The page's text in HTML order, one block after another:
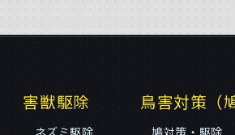
害獣駆除
ネズミ駆除
鳥害対策（
鳩対策・駆除